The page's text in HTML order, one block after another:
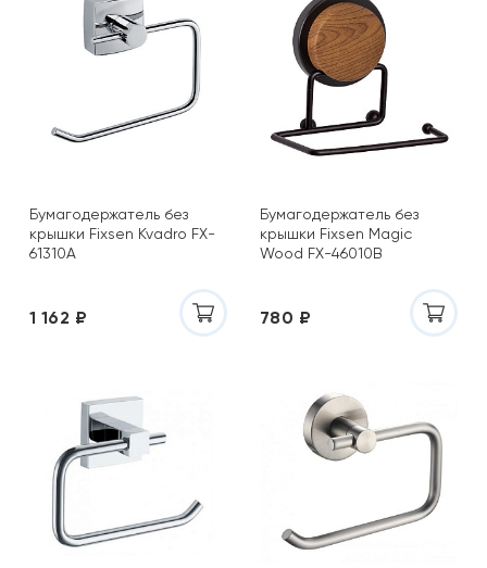
Бумагодержатель без
крышки Fixsen Kvadro FX-
61310A
1 162 ₽
Бумагодержатель без
крышки Fixsen Magic
Wood FX-46010B
780 ₽